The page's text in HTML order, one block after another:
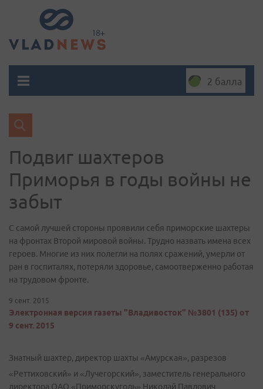
2 балла
Подвиг шахтеров
Приморья в годы войны не
забыт
С самой лучшей стороны проявили себя приморские шахтеры
на фронтах Второй мировой войны. Трудно назвать имена всех
героев. Многие из них полегли на полях сражений, умерли от
ран в госпиталях, потеряли здоровье, самоотверженно работая
на трудовом фронте.
9 сент. 2015
Электронная версия газеты "Владивосток" №3801 (135) от
9 сент. 2015
Знатный шахтер, директор шахты «Амурская», разрезов
«Реттиховский» и «Лучегорский», заместитель генерального
директора ОАО «Приморскуголь» Николай Павлович